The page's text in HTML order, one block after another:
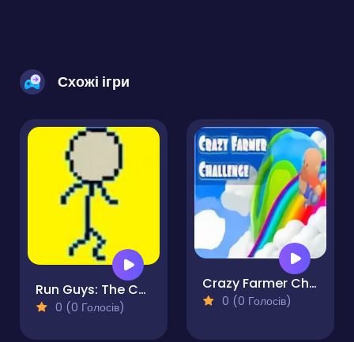
Схожі ігри
Run Guys: The Chaos Race
0 (0 Голосів)
Crazy Farmer Challenge Pro
0 (0 Голосів)